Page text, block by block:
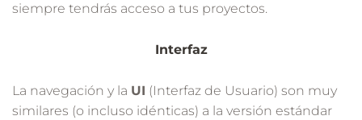
siempre tendrás acceso a tus proyectos.
Interfaz
La navegación y la UI (Interfaz de Usuario) son muy
similares (o incluso idénticas) a la versión estándar